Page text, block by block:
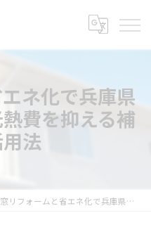
ネ化で兵庫県
費を抑える補
法
窓リフォームと省エネ化で兵庫県加古郡播磨町の光熱費を抑える補助金活用法